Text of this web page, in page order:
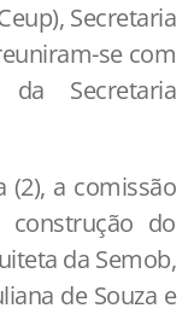
Secretaria
se com
Secretaria
(2), a comissão
do
da Semob,
de Souza e